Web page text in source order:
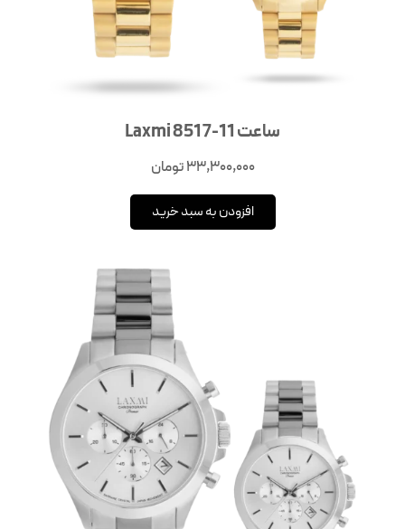
ساعت Laxmi 8517-11
33,300,000تومان
افزودن به سبد خرید